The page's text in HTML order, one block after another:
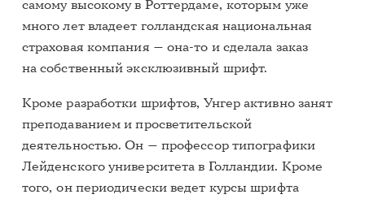
самому высокому в Роттердаме, которым уже
много лет владеет голландская национальная
страховая компания — она-то и сделала заказ
на собственный эксклюзивный шрифт.
Кроме разработки шрифтов, Унгер активно занят
преподаванием и просветительской
деятельностью. Он — профессор типографики
Лейденского университета в Голландии. Кроме
того, он периодически ведет курсы шрифта